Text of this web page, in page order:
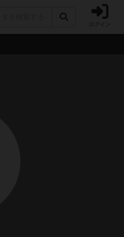
ログイン